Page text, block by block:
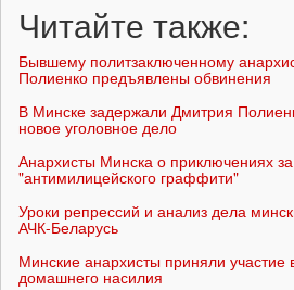
Читайте также:
Бывшему политзаключенному
Полиенко предъявлены обвинения
В Минске задержали Дмитрия
новое уголовное дело
Анархисты Минска о приключениях
"антимилицейского граффити"
Уроки репрессий и анализ дела
АЧК-Беларусь
Минские анархисты приняли участие
домашнего насилия